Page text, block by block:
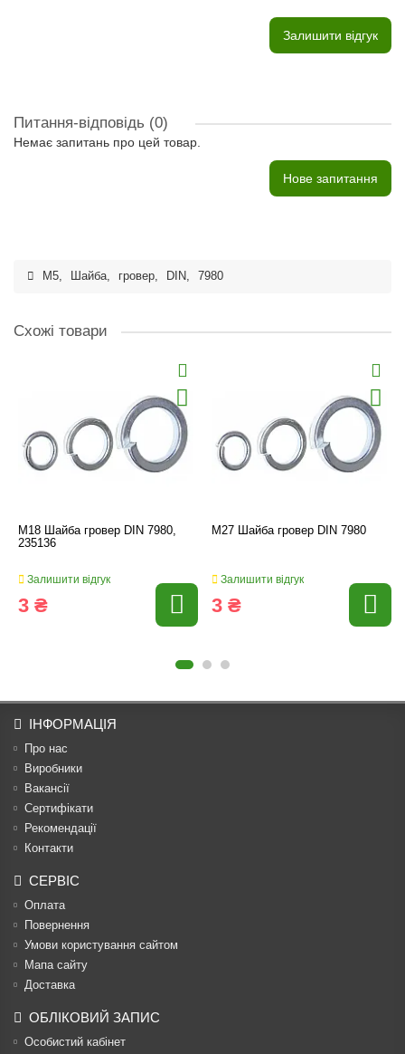
Залишити відгук
Питання-відповідь (0)
Немає запитань про цей товар.
Нове запитання
M5, Шайба, гровер, DIN, 7980
Схожі товари
M18 Шайба гровер DIN 7980,
235136
Залишити відгук
3 ₴
M27 Шайба гровер DIN 7980
Залишити відгук
3 ₴
ІНФОРМАЦІЯ
Про нас
Виробники
Вакансії
Сертифікати
Рекомендації
Контакти
СЕРВІС
Оплата
Повернення
Умови користування сайтом
Мапа сайту
Доставка
ОБЛІКОВИЙ ЗАПИС
Особистий кабінет